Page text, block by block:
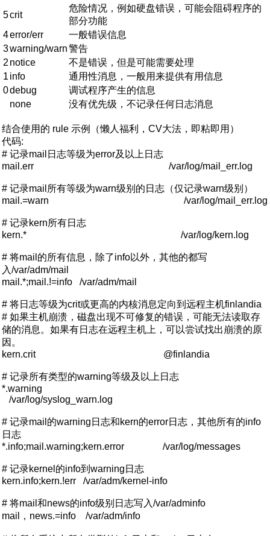
5crit
危险情况，例如硬盘错误，可能会阻碍程序的
部分功能
4error/err
一般错误信息
3warning/warn警告
2 notice
不是错误，但是可能需要处理
1 info
通用性消息，一般用来提供有用信息
0debug
调试程序产生的信息
none
没有优先级，不记录任何日志消息
结合使用的 rule 示例（懒人福利，CV大法，即粘即用）
代码:
# 记录mail日志等级为error及以上日志
mail.err /var/log/mail_err.log
# 记录mail所有等级为warn级别的日志（仅记录warn级别）
mail.=warn /var/log/mail_err.log
# 记录kern所有日志
kern.* /var/log/kern.log
# 将mail的所有信息，除了info以外，其他的都写
入/var/adm/mail
mail.*;mail.!=info /var/adm/mail
# 将日志等级为crit或更高的内核消息定向到远程主机finlandia
# 如果主机崩溃，磁盘出现不可修复的错误，可能无法读取存
储的消息。如果有日志在远程主机上，可以尝试找出崩溃的原
因。
kern.crit @finlandia
# 记录所有类型的warning等级及以上日志
*.warning
/var/log/syslog_warn.log
# 记录mail的warning日志和kern的error日志，其他所有的info
日志
*.info;mail.warning;kern.error /var/log/messages
# 记录kernel的info到warning日志
kern.info;kern.!err /var/adm/kernel-info
# 将mail和news的info级别日志写入/var/adminfo
mail，news.=info /var/adm/info